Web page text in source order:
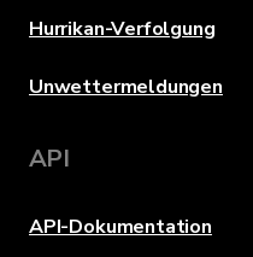
Hurrikan-Verfolgung
Unwettermeldungen
API
API-Dokumentation